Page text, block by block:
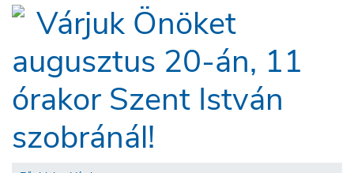
Várjuk Önöket
augusztus 20-án, 11
órakor Szent István
szobránál!